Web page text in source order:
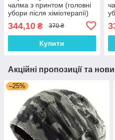
чалма з принтом (головні
убори після хіміотерапії)
344,10 ₴ 370 ₴
Купити
Акційні пропозиції та
–25%